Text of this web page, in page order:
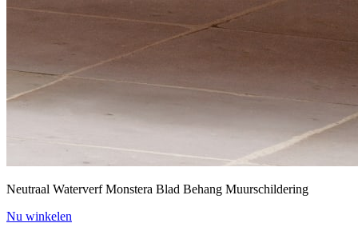
Neutraal Waterverf Monstera Blad Behang Muurschildering
Nu winkelen